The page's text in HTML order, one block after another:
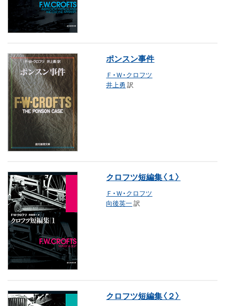
ポンスン事件
Ｆ・Ｗ・クロフツ
井上勇 訳
クロフツ短編集〈１〉
Ｆ・Ｗ・クロフツ
向後英一訳
クロフツ短編集〈２〉